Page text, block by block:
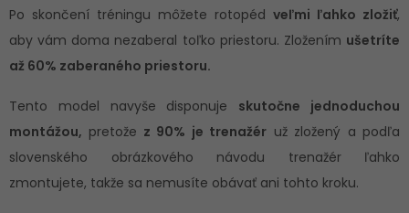
Po skončení tréningu môžete rotopéd veľmi ľahko zložiť,
aby vám doma nezaberal toľko priestoru. Zložením ušetríte
až 60% zaberaného priestoru.
Tento model navyše disponuje skutočne jednoduchou
montážou, pretože z 90% je trenažér už zložený a podľa
slovenského obrázkového návodu trenažér ľahko
zmontujete, takže sa nemusíte obávať ani tohto kroku.